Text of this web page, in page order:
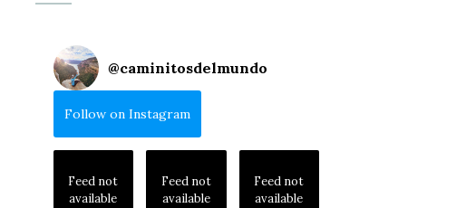
@caminitosdelmundo
Follow on Instagram
Feed not
available
Feed not
available
Feed not
available